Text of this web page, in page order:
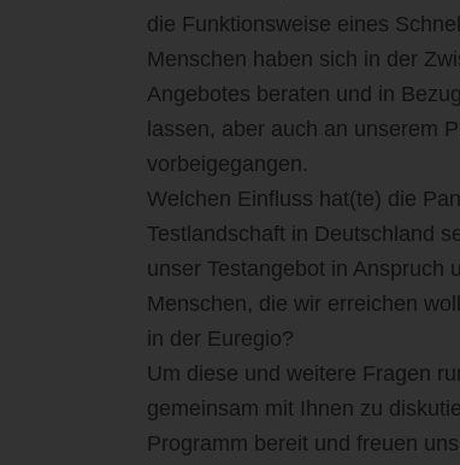
die Funktionsweise eines
Menschen haben sich in der
Angebotes beraten und in
lassen, aber auch an unserem
vorbeigegangen.
Welchen Einfluss hat(te) die
Testlandschaft in Deutschland
unser Testangebot in Anspruch
Menschen, die wir erreichen
in der Euregio?
Um diese und weitere Fragen
gemeinsam mit Ihnen zu
Programm bereit und freuen